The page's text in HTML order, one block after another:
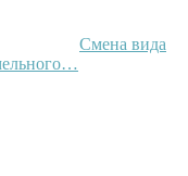
Смена вида